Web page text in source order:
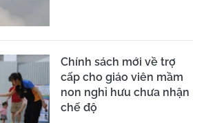
Chính sách mới về trợ
cấp cho giáo viên mầm
non nghỉ hưu chưa nhận
chế độ